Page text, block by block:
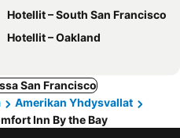
Hotellit – South San Francisco
Hotellit – Oakland
San Francisco
Amerikan Yhdysvallat
Inn By the Bay